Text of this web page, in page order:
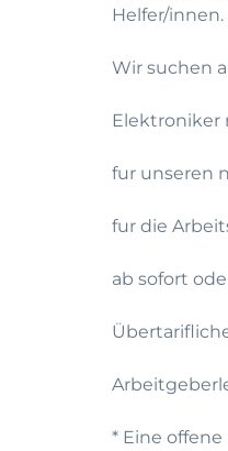
Helfer/innen.
Wir suchen
Elektroniker
fur unseren
fur die
ab sofort
* Eine